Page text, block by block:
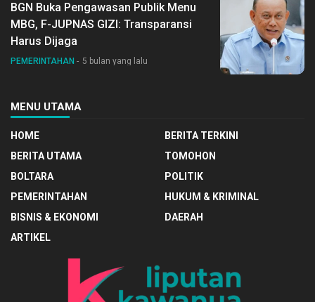
BGN Buka Pengawasan Publik Menu
MBG, F-JUPNAS GIZI: Transparansi
Harus Dijaga
PEMERINTAHAN 5 bulan yang lalu
MENU UTAMA
HOME
BERITA TERKINI
BERITA UTAMA
TOMOHON
BOLTARA
POLITIK
PEMERINTAHAN
HUKUM & KRIMINAL
BISNIS & EKONOMI
DAERAH
ARTIKEL